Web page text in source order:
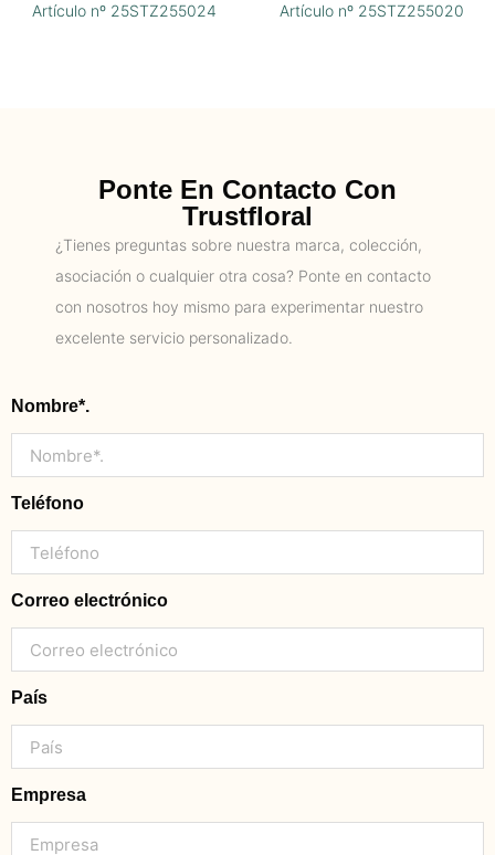
Artículo nº 25STZ255024 Artículo nº 25STZ255020
Ponte En Contacto Con
Trustfloral
¿Tienes preguntas sobre nuestra marca, colección,
asociación o cualquier otra cosa? Ponte en contacto
con nosotros hoy mismo para experimentar nuestro
excelente servicio personalizado.
Nombre*.
Teléfono
Correo electrónico
País
Empresa